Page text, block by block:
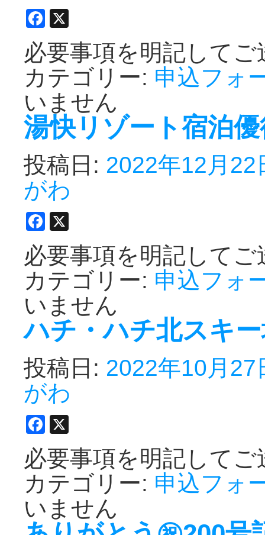
Facebook
必要事項を明記して
カテゴリー: 申込フォ
いません
湯快リゾート宿泊
投稿日: 2022年12月22
がわ
Facebook
必要事項を明記して
カテゴリー: 申込フォ
いません
ハチ・ハチ北スキ
投稿日: 2022年10月27
がわ
Facebook
必要事項を明記して
カテゴリー: 申込フォ
いません